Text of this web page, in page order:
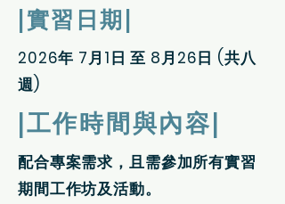
|實習日期|
2026年 7月1日 至 8月26日 (共八
週)
|工作時間與內容|
配合專案需求，且需參加所有實習
期間工作坊及活動。